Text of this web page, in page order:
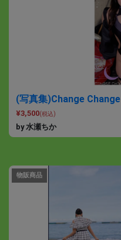
(写真集)Change Change
¥3,500(税込)
by 水瀬ちか
物販商品